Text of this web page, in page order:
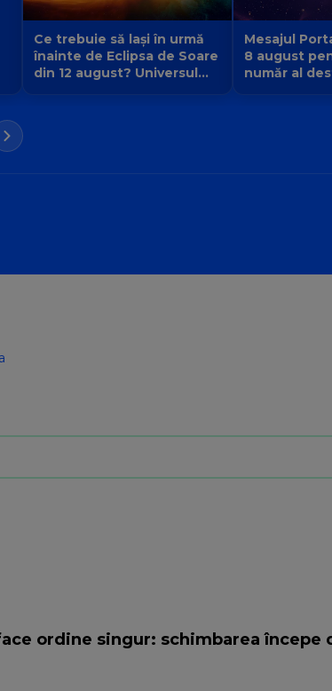
Ce trebuie să lași în urmă
înainte de Eclipsa de Soare
din 12 august? Universul
Mesajul
8 august
număr al
ordine singur: schimbarea începe